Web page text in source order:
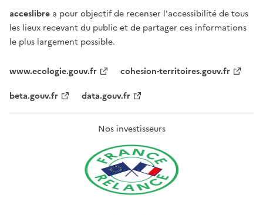
acceslibre a pour objectif de recenser l'accessibilité de tous
les lieux recevant du public et de partager ces informations
le plus largement possible.
www.ecologie.gouv.fr
cohesion-territoires.gouv.fr
beta.gouv.fr
data.gouv.fr
Nos investisseurs